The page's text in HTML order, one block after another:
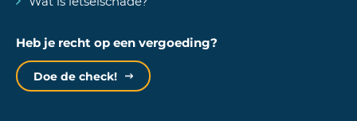
Heb je recht op een vergoeding?
Doe de check!